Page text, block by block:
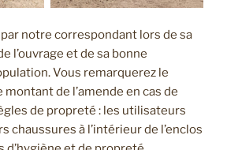
notre correspondant lors de sa
l’ouvrage et de sa bonne
Vous remarquerez le
de l’amende en cas de
de propreté : les utilisateurs
chaussures à l’intérieur de l’enclos